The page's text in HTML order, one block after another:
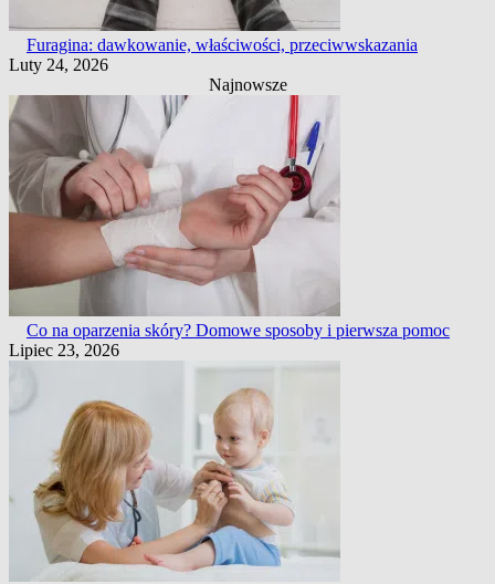
Furagina: dawkowanie, właściwości, przeciwwskazania
Luty 24, 2026
Najnowsze
Co na oparzenia skóry? Domowe sposoby i pierwsza pomoc
Lipiec 23, 2026